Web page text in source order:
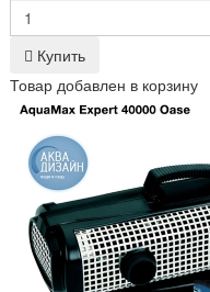
Купить
Товар добавлен в корзину